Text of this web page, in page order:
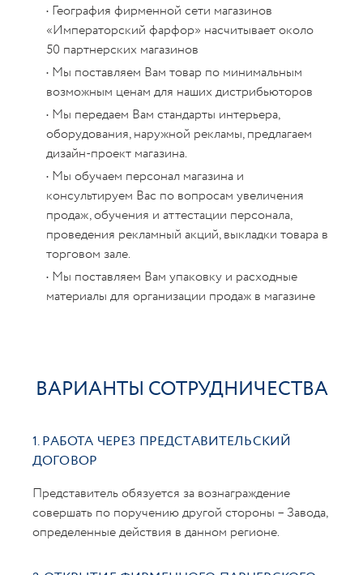
• География фирменной сети магазинов
«Императорский фарфор» насчитывает около
50 партнерских магазинов
• Мы поставляем Вам товар по минимальным
возможным ценам для наших дистрибьюторов
• Мы передаем Вам стандарты интерьера,
оборудования, наружной рекламы, предлагаем
дизайн-проект магазина.
• Мы обучаем персонал магазина и
консультируем Вас по вопросам увеличения
продаж, обучения и аттестации персонала,
проведения рекламный акций, выкладки товара в
торговом зале.
• Мы поставляем Вам упаковку и расходные
материалы для организации продаж в магазине
ВАРИАНТЫ СОТРУДНИЧЕСТВА
1. РАБОТА ЧЕРЕЗ ПРЕДСТАВИТЕЛЬСКИЙ
ДОГОВОР
Представитель обязуется за вознаграждение
совершать по поручению другой стороны – Завода,
определенные действия в данном регионе.